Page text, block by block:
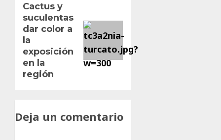
Siguiente
entrada:
Cactus y
suculentas
dar color a
la
exposición
en la
región
Deja un comentario